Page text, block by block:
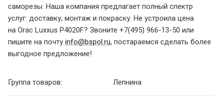
саморезы. Наша компания предлагает полный спектр
услуг: доставку, монтаж и покраску. Не устроила цена
на Orac Luxxus P4020F? Звоните +7(495) 966-13-50 или
пишите на почту info@bspol.ru, постараемся сделать более
выгодное предложение!
Группа товаров: Лепнина